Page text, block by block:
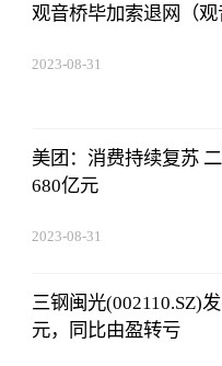
观音桥毕加索退网（观
2023-08-31
美团：消费持续复苏
680亿元
2023-08-31
三钢闽光(002110.SZ)
元，同比由盈转亏